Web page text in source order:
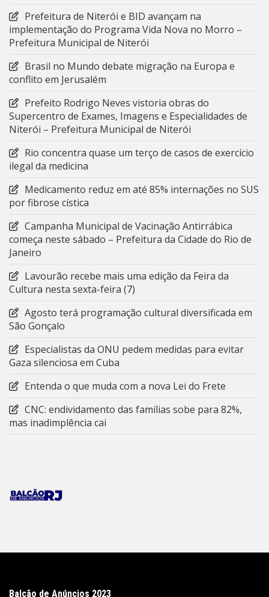
Prefeitura de Niterói e BID avançam na
implementação do Programa Vida Nova no Morro –
Prefeitura Municipal de Niterói
Brasil no Mundo debate migração na Europa e
conflito em Jerusalém
Prefeito Rodrigo Neves vistoria obras do
Supercentro de Exames, Imagens e Especialidades de
Niterói – Prefeitura Municipal de Niterói
Rio concentra quase um terço de casos de exercício
ilegal da medicina
Medicamento reduz em até 85% internações no SUS
por fibrose cística
Campanha Municipal de Vacinação Antirrábica
começa neste sábado – Prefeitura da Cidade do Rio de
Janeiro
Lavourão recebe mais uma edição da Feira da
Cultura nesta sexta-feira (7)
Agosto terá programação cultural diversificada em
São Gonçalo
Especialistas da ONU pedem medidas para evitar
Gaza silenciosa em Cuba
Entenda o que muda com a nova Lei do Frete
CNC: endividamento das famílias sobe para 82%,
mas inadimplência cai
Balcão de Anúncios 2023